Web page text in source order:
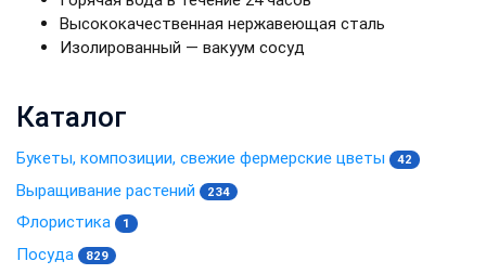
Высококачественная нержавеющая сталь
Изолированный — вакуум сосуд
Каталог
Букеты, композиции, свежие фермерские цветы 42
Выращивание растений 234
Флористика 1
Посуда 829